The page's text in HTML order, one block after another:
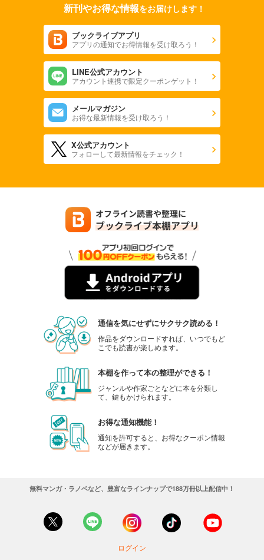
新刊やお得な情報をお届けします！
ブックライブアプリ
アプリの通知でお得情報を受け取ろう！
LINE公式アカウント
アカウント連携で限定クーポンゲット！
メールマガジン
お得な最新情報を受け取ろう！
X公式アカウント
フォローして最新情報をチェック！
通信を気にせずにサクサク読める！
作品をダウンロードすれば、いつでもど
こでも読書が楽しめます。
本棚を作って本の整理ができる！
ジャンルや作家ごとなどに本を分類し
て、鍵もかけられます。
お得な通知機能！
通知を許可すると、お得なクーポン情報
などが届きます。
無料マンガ・ラノベなど、豊富なラインナップで188万冊以上配信中！
ログイン